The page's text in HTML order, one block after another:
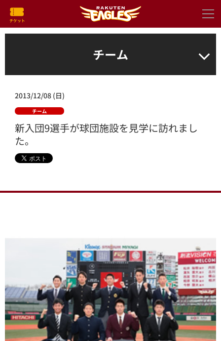
チーム
2013/12/08 (日)
チーム
新入団9選手が球団施設を見学に訪れまし
た。